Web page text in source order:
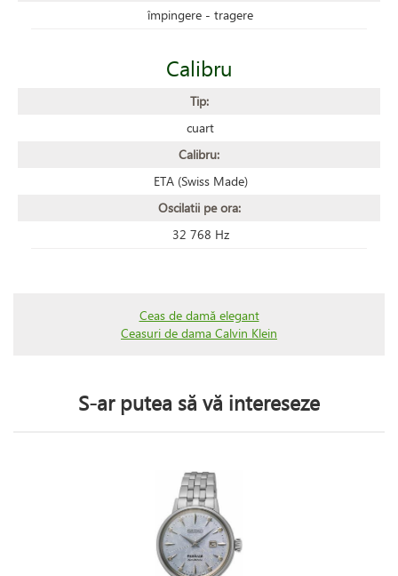
împingere - tragere
Calibru
Tip:
cuart
Calibru:
ETA (Swiss Made)
Oscilatii pe ora:
32 768 Hz
Ceas de damă elegant
Ceasuri de dama Calvin Klein
S-ar putea să vă intereseze